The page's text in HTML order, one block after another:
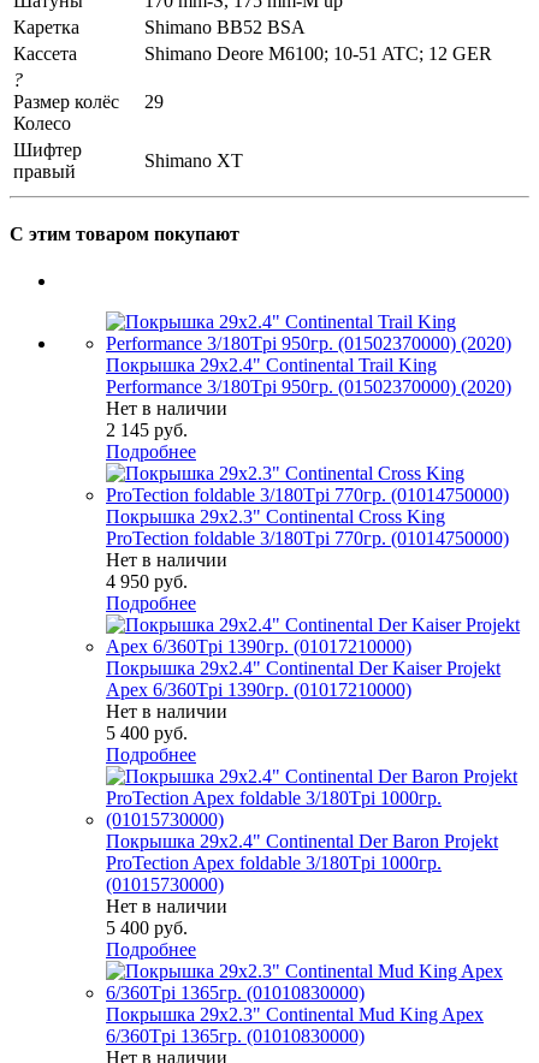
Каретка
Shimano BB52 BSA
Кассета
Shimano Deore M6100; 10-51 ATC; 12 GER
?
Размер колёс
Колесо
29
Шифтер
правый
Shimano XT
С этим товаром покупают
Покрышка 29x2.4" Continental Trail King
Performance 3/180Tpi 950гр. (01502370000) (2020)
Нет в наличии
2 145 руб.
Подробнее
Покрышка 29x2.3" Continental Cross King
ProTection foldable 3/180Tpi 770гр. (01014750000)
Нет в наличии
4 950 руб.
Подробнее
Покрышка 29x2.4" Continental Der Kaiser Projekt
Apex 6/360Tpi 1390гр. (01017210000)
Нет в наличии
5 400 руб.
Подробнее
Покрышка 29x2.4" Continental Der Baron Projekt
ProTection Apex foldable 3/180Tpi 1000гр.
(01015730000)
Нет в наличии
5 400 руб.
Подробнее
Покрышка 29x2.3" Continental Mud King Apex
6/360Tpi 1365гр. (01010830000)
Нет в наличии